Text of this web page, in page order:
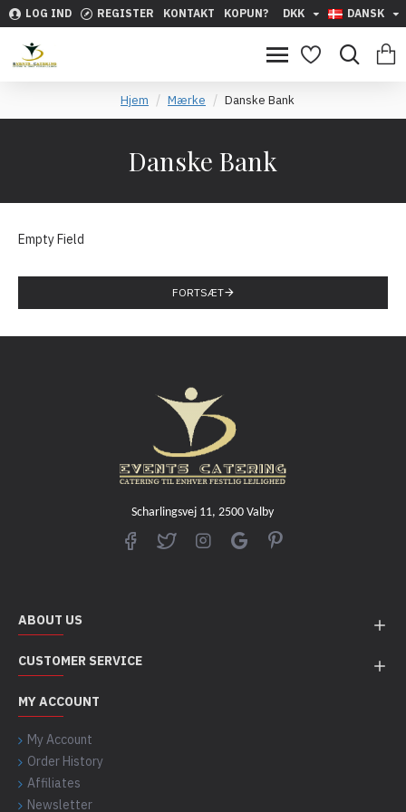
LOG IND REGISTER KONTAKT KOPUN? DKK DANSK
Hjem Mærke Danske Bank
Danske Bank
Empty Field
FORTSÆT
Scharlingsvej 11, 2500 Valby
ABOUT US
CUSTOMER SERVICE
MY ACCOUNT
My Account
Order History
Affiliates
Newsletter